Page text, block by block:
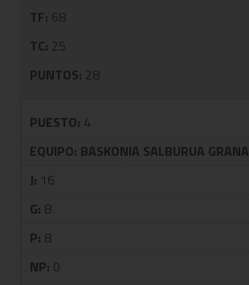
TF: 68
TC: 25
PUNTOS: 28
PUESTO: 4
EQUIPO: BASKONIA SALBURUA GRANA
J: 16
G: 8
P: 8
NP: 0